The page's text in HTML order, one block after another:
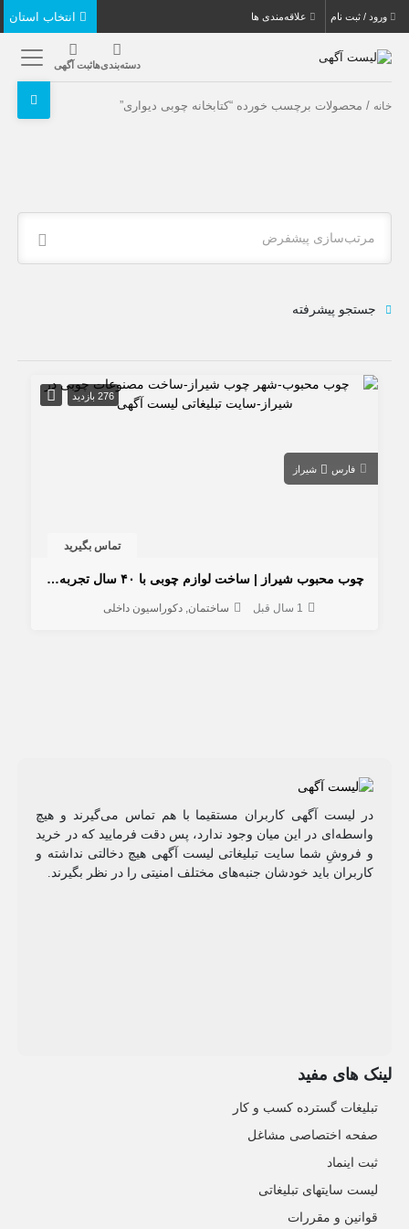
ورود / ثبت نام علاقه‌مندی ها
دسته‌بندی‌هاثبت آگهی
خانه / محصولات برچسب خورده “کتابخانه چوبی دیواری”
مرتب‌سازی پیشفرض
جستجو پیشرفته
276 بازدید
فارس شیراز
تماس بگیرید
چوب محبوب شیراز | ساخت لوازم چوبی با ۴۰ سال تجربه استادکار دهقانی
1 سال قبل ساختمان دکوراسیون داخلی
در لیست آگهی کاربران مستقیما با هم تماس می‌گیرند و هیچ
واسطه‌ای در این میان وجود ندارد، پس دقت فرمایید که در خرید
و فروشِ شما سایت تبلیغاتی لیست آگهی هیچ دخالتی نداشته و
کاربران باید خودشان جنبه‌های مختلف امنیتی را در نظر بگیرند.
لینک های مفید
تبلیغات گسترده کسب و کار
صفحه اختصاصی مشاغل
ثبت اینماد
لیست سایتهای تبلیغاتی
قوانین و مقررات